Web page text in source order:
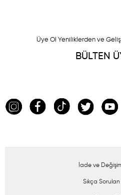
Üye Ol Yeniliklerden ve
BÜLTEN
İade ve
Sıkça